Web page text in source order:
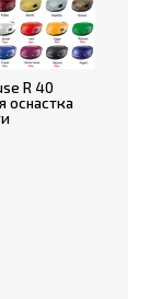
R 40
оснастка